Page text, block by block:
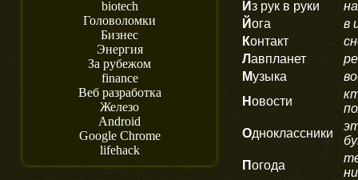
biotech
Головоломки
Бизнес
Энергия
За рубежом
finance
Веб разработка
Железо
Android
Google Chrome
lifehack
Из рук в руки
Йога
в
Контакт
Лавпланет
Музыка
Новости
Одноклассники
Погода